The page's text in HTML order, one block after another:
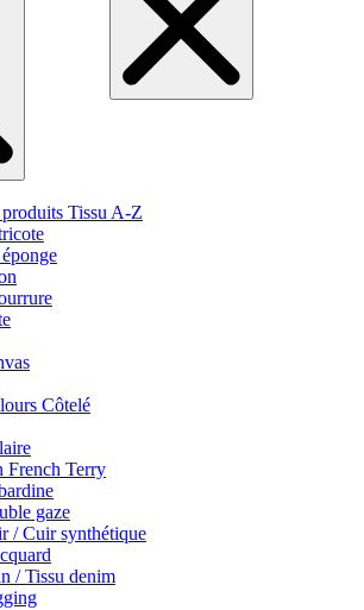
Tissu A-Z
Côtelé
French Terry
gaze
/ Cuir synthétique
/ Tissu denim